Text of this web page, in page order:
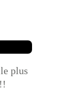
plus